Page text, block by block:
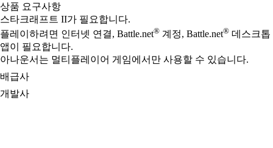
상품 요구사항
스타크래프트 II가 필요합니다.
플레이하려면 인터넷 연결, Battle.net® 계정, Battle.net® 데스크톱
앱이 필요합니다.
아나운서는 멀티플레이어 게임에서만 사용할 수 있습니다.
배급사
개발사